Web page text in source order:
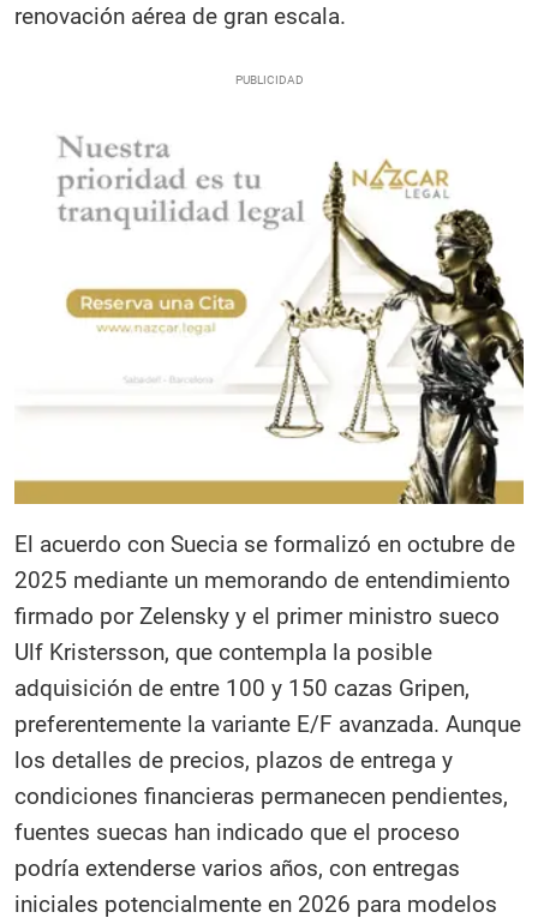
renovación aérea de gran escala.
El acuerdo con Suecia se formalizó en octubre de
2025 mediante un memorando de entendimiento
firmado por Zelensky y el primer ministro sueco
Ulf Kristersson, que contempla la posible
adquisición de entre 100 y 150 cazas Gripen,
preferentemente la variante E/F avanzada. Aunque
los detalles de precios, plazos de entrega y
condiciones financieras permanecen pendientes,
fuentes suecas han indicado que el proceso
podría extenderse varios años, con entregas
iniciales potencialmente en 2026 para modelos